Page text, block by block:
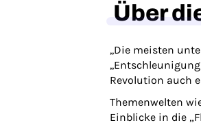
Über
,,Die meisten
Revolution auch
Themenwelten
Einblicke in die